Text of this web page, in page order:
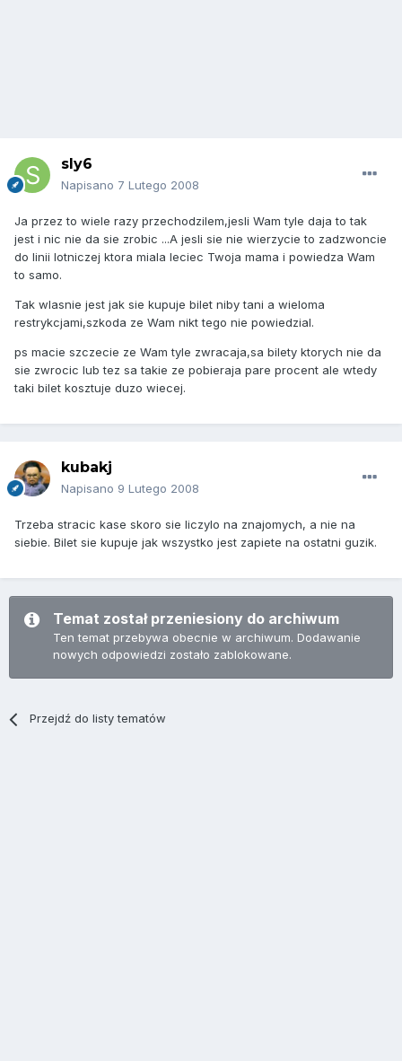
sly6
Napisano 7 Lutego 2008
Ja przez to wiele razy przechodzilem,jesli Wam tyle daja to tak
jest i nic nie da sie zrobic ...A jesli sie nie wierzycie to zadzwoncie
do linii lotniczej ktora miala leciec Twoja mama i powiedza Wam
to samo.
Tak wlasnie jest jak sie kupuje bilet niby tani a wieloma
restrykcjami,szkoda ze Wam nikt tego nie powiedzial.
ps macie szczecie ze Wam tyle zwracaja,sa bilety ktorych nie da
sie zwrocic lub tez sa takie ze pobieraja pare procent ale wtedy
taki bilet kosztuje duzo wiecej.
kubakj
Napisano 9 Lutego 2008
Trzeba stracic kase skoro sie liczylo na znajomych, a nie na
siebie. Bilet sie kupuje jak wszystko jest zapiete na ostatni guzik.
Temat został przeniesiony do archiwum
Ten temat przebywa obecnie w archiwum. Dodawanie
nowych odpowiedzi zostało zablokowane.
Przejdź do listy tematów